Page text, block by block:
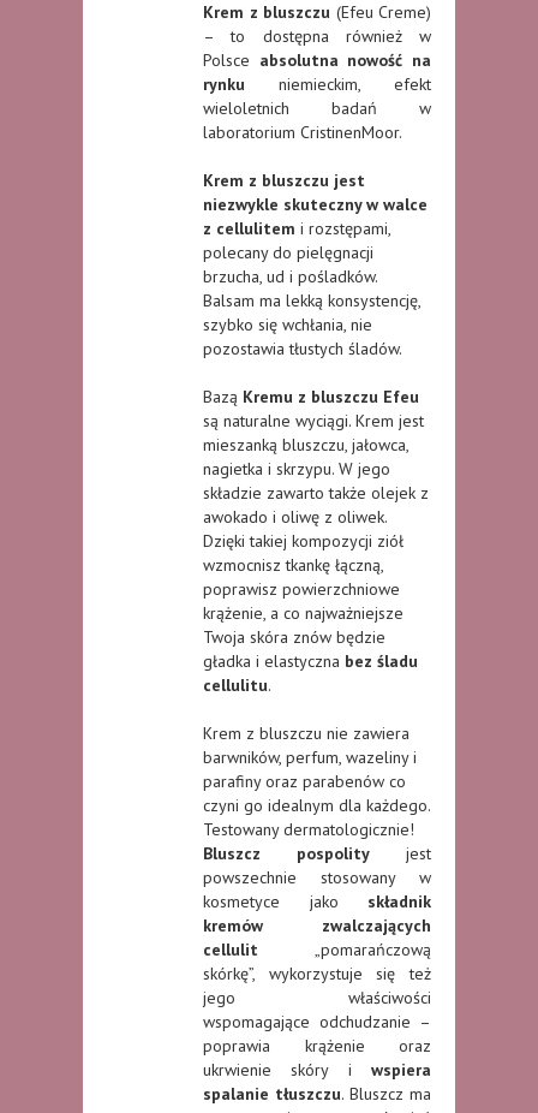
Krem z bluszczu (Efeu Creme)
– to dostępna również w
Polsce absolutna nowość na
rynku niemieckim, efekt
wieloletnich badań w
laboratorium CristinenMoor.
Krem z bluszczu jest
niezwykle skuteczny w walce
z cellulitem i rozstępami,
polecany do pielęgnacji
brzucha, ud i pośladków.
Balsam ma lekką konsystencję,
szybko się wchłania, nie
pozostawia tłustych śladów.
Bazą Kremu z bluszczu Efeu
są naturalne wyciągi. Krem jest
mieszanką bluszczu, jałowca,
nagietka i skrzypu. W jego
składzie zawarto także olejek z
awokado i oliwę z oliwek.
Dzięki takiej kompozycji ziół
wzmocnisz tkankę łączną,
poprawisz powierzchniowe
krążenie, a co najważniejsze
Twoja skóra znów będzie
gładka i elastyczna bez śladu
cellulitu.
Krem z bluszczu nie zawiera
barwników, perfum, wazeliny i
parafiny oraz parabenów co
czyni go idealnym dla każdego.
Testowany dermatologicznie!
Bluszcz pospolity jest
powszechnie stosowany w
kosmetyce jako składnik
kremów zwalczających
cellulit „pomarańczową
skórkę”, wykorzystuje się też
jego właściwości
wspomagające odchudzanie –
poprawia krążenie oraz
ukrwienie skóry i wspiera
spalanie tłuszczu. Bluszcz ma